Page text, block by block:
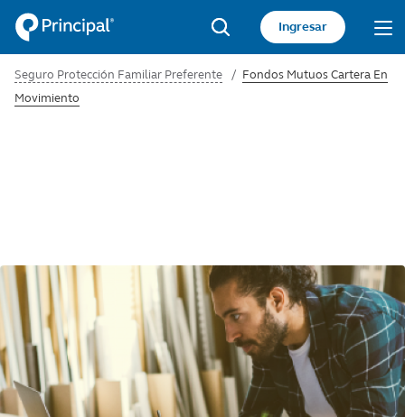
Pasar
contenido
principal
Acceso
sitio
Search
Ingresar
Seguro Protección Familiar Preferente
Fondos Mutuos Cartera En
Movimiento